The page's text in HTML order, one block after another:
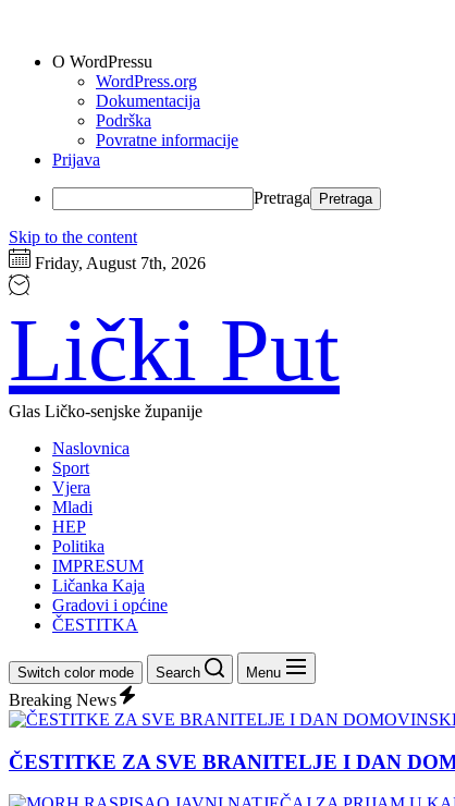
O WordPressu
WordPress.org
Dokumentacija
Podrška
Povratne informacije
Prijava
Pretraga
Skip to the content
Friday, August 7th, 2026
Lički Put
Glas Ličko-senjske županije
Naslovnica
Sport
Vjera
Mladi
HEP
Politika
IMPRESUM
Ličanka Kaja
Gradovi i općine
ČESTITKA
Switch color mode Search Menu
Breaking News
ČESTITKE ZA SVE BRANITELJE I DAN